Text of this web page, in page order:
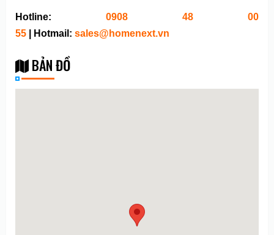
Hotline:
0908 48 00
55 | Hotmail: sales@homenext.vn
BẢN ĐỒ